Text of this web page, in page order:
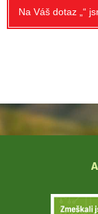
Na Váš dotaz „“